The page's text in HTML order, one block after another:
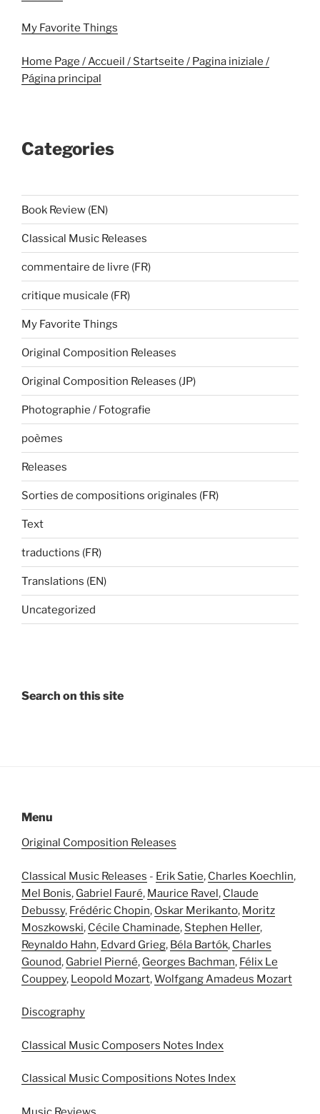
My Favorite Things
Home Page / Accueil / Startseite / Pagina iniziale /
Página principal
Categories
Book Review (EN)
Classical Music Releases
commentaire de livre (FR)
critique musicale (FR)
My Favorite Things
Original Composition Releases
Original Composition Releases (JP)
Photographie / Fotografie
poèmes
Releases
Sorties de compositions originales (FR)
Text
traductions (FR)
Translations (EN)
Uncategorized
Search on this site
Menu
Original Composition Releases
Classical Music Releases - Erik Satie, Charles Koechlin,
Mel Bonis, Gabriel Fauré, Maurice Ravel, Claude
Debussy, Frédéric Chopin, Oskar Merikanto, Moritz
Moszkowski, Cécile Chaminade, Stephen Heller,
Reynaldo Hahn, Edvard Grieg, Béla Bartók, Charles
Gounod, Gabriel Pierné, Georges Bachman, Félix Le
Couppey, Leopold Mozart,Wolfgang Amadeus Mozart
Discography
Classical Music Composers Notes Index
Classical Music Compositions Notes Index